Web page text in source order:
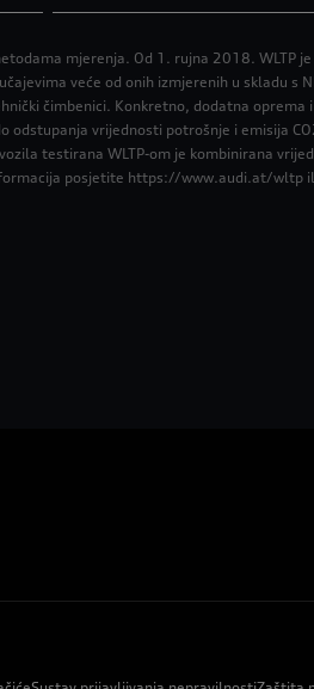
mjerenja. Od 1. rujna 2018. WLTP
veće od onih izmjerenih u skladu s
čimbenici. Konkretno, dodatna
vrijednosti potrošnje i emisija
testirana WLTP-om je kombinirana
posjetite https://www.audi.at/wltp